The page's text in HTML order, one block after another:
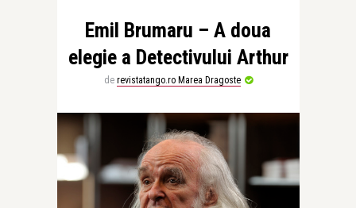
Emil Brumaru – A doua
elegie a Detectivului Arthur
de revistatango.ro Marea Dragoste